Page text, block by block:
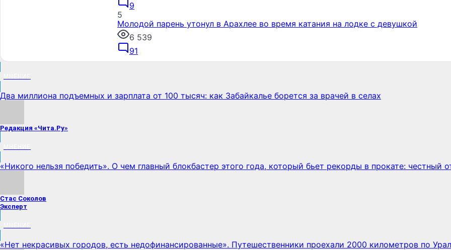
9
5
Молодой парень утонул в Арахлее во время катания на лодке с девушкой
6 539
91
Два миллиона подъемных и зарплата от 100 тысяч: как Забайкалье борется за врачей в селах
Редакция «Чита.Ру»
«Никого нельзя победить». О чем главный блокбастер этого года, который бьет рекорды в прокате: честный
Стас Соколов
Эксперт
«Нет некрасивых городов, есть недофинансированные». Путешественники проехали 2000 километров по